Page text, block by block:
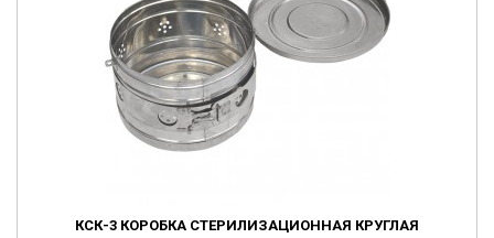
КСК-3 КОРОБКА СТЕРИЛИЗАЦИОННАЯ КРУГЛАЯ